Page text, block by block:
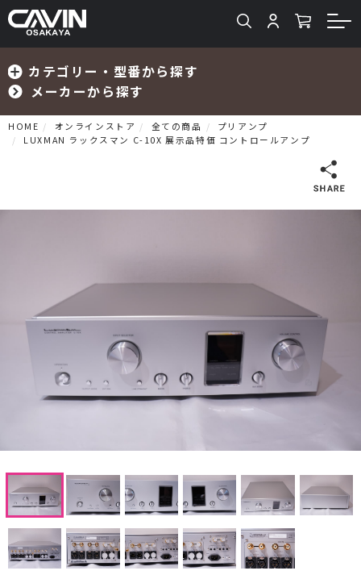
カテゴリー・型番から探す
メーカーから探す
検索
プリアンプ
パワーアンプ
CDプレーヤー・レシーバー
ネットワークプレーヤー・D/Aコンバーター
レコードプレーヤー
フォノイコライザー・MCトランス
スピーカー
オーディオアクセサリー
HOME オンラインストア 全ての商品
プリアンプ
LUXMAN ラックスマン C-10X 展示品特価 コントロールアンプ